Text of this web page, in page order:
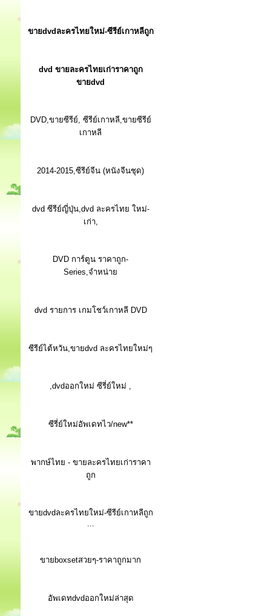
ขายdvdละครไทยใหม่-ซีรีย์เกาหลีถูก
dvd ขายละครไทยเก่าราคาถูก
ขายdvd
DVD,ขายซีรีย์, ซีรีย์เกาหลี,ขายซีรีย์
เกาหลี
2014-2015,ซีรีย์จีน (หนังจีนชุด)
dvd ซีรีย์ญี่ปุ่น,dvd ละครไทย ใหม่-
เก่า,
DVD การ์ตูน ราคาถูก-
Series,จำหน่าย
dvd รายการ เกมโชว์เกาหลี DVD
ซีรีย์ไต้หวัน,ขายdvd ละครไทยใหม่ๆ
,dvdออกใหม่ ซีรี่ย์ใหม่ ,
ซีรี่ย์ใหม่อัพเดทไว/new**
พากษ์ไทย - ขายละครไทยเก่าราคา
ถูก
ขายdvdละครไทยใหม่-ซีรีย์เกาหลีถูก
...
ขายboxsetสวยๆ-ราคาถูกมาก
อัพเดทdvdออกใหม่ล่าสุด